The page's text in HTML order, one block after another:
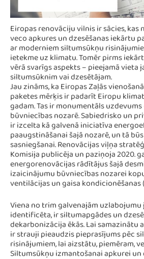
Eiropas renovāciju vilnis ir sācies, kas
veco apkures un dzesēšanas iekārtu
ar moderniem siltumsūkņu
ietekme uz klimatu. Tomēr pirms
vērā svarīgs aspekts – pieejamā vieta
siltumsūknim vai dzesētājam.
Jau zināms, ka Eiropas Zaļās
paketes mērķis ir padarīt Eiropu
gadam. Tas ir monumentāls
būvniecības nozarē. Sabiedrisko un
ir izcelta kā galvenā iniciatīva
paaugstināšanai šajā nozarē, un tā
sasniegšanai. Renovācijas viļņa
Komisija publicēja un paziņoja 2020.
energorenovācijas rādītājus šajā
izaicinājumu būvniecības nozarei
ventilācijas un gaisa kondicionēšanas
Viena no trim galvenajām uzlabojumu
identificēta, ir siltumapgādes un
dekarbonizācija ēkās. Lai samazinātu
ir strauji pieaudzis pieprasījums pēc
risinājumiem, lai aizstātu, piemēram,